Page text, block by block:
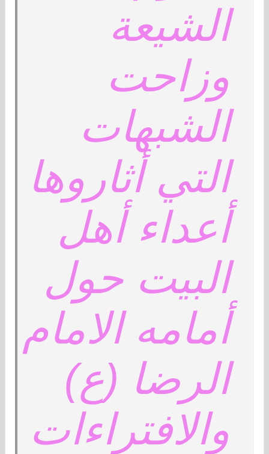
الشيعة
وزاحت
الشبهات
التي أثاروها
أعداء أهل
البيت حول
أمامه الامام
الرضا (ع)
والافتراءات